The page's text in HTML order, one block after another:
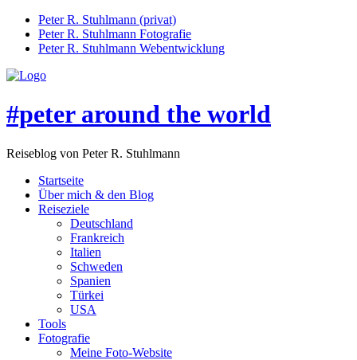
Peter R. Stuhlmann (privat)
Peter R. Stuhlmann Fotografie
Peter R. Stuhlmann Webentwicklung
#peter around the world
Reiseblog von Peter R. Stuhlmann
Startseite
Über mich & den Blog
Reiseziele
Deutschland
Frankreich
Italien
Schweden
Spanien
Türkei
USA
Tools
Fotografie
Meine Foto-Website